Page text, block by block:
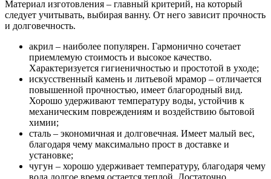
Материал изготовления – главный критерий, на который
следует учитывать, выбирая ванну. От него зависит прочность
и долговечность.
акрил – наиболее популярен. Гармонично сочетает
приемлемую стоимость и высокое качество.
Характеризуется гигиеничностью и простотой в уходе;
искусственный камень и литьевой мрамор – отличается
повышенной прочностью, имеет благородный вид.
Хорошо удерживают температуру воды, устойчив к
механическим повреждениям и воздействию бытовой
химии;
сталь – экономичная и долговечная. Имеет малый вес,
благодаря чему максимально прост в доставке и
установке;
чугун – хорошо удерживает температуру, благодаря чему
вода долгое время остается теплой. Достаточно